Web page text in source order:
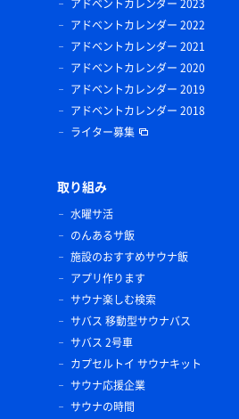
アドベントカレンダー 2023
アドベントカレンダー 2022
アドベントカレンダー 2021
アドベントカレンダー 2020
アドベントカレンダー 2019
アドベントカレンダー 2018
ライター募集
取り組み
水曜サ活
のんあるサ飯
施設のおすすめサウナ飯
アプリ作ります
サウナ楽しむ検索
サバス 移動型サウナバス
サバス 2号車
カプセルトイ サウナキット
サウナ応援企業
サウナの時間